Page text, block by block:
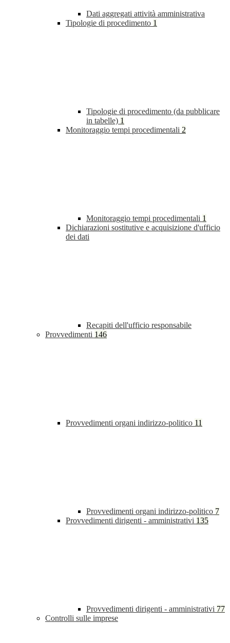
Dati aggregati attività amministrativa
Tipologie di procedimento 1
Tipologie di procedimento (da pubblicare
in tabelle) 1
Monitoraggio tempi procedimentali 2
Monitoraggio tempi procedimentali 1
Dichiarazioni sostitutive e acquisizione d'ufficio
dei dati
Recapiti dell'ufficio responsabile
Provvedimenti 146
Provvedimenti organi indirizzo-politico 11
Provvedimenti organi indirizzo-politico 7
Provvedimenti dirigenti - amministrativi 135
Provvedimenti dirigenti - amministrativi 77
Controlli sulle imprese